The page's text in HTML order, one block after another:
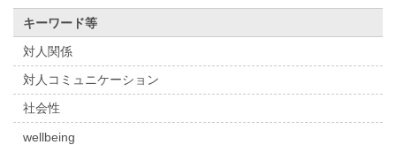
キーワード等
対人関係
対人コミュニケーション
社会性
wellbeing